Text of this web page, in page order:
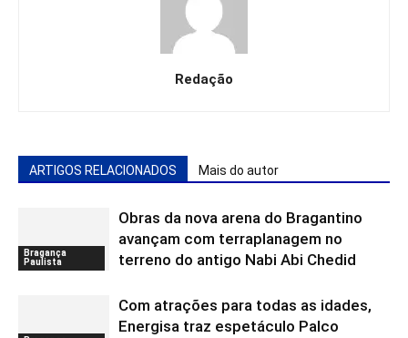
Redação
ARTIGOS RELACIONADOS Mais do autor
Bragança
Paulista
Obras da nova arena do Bragantino
avançam com terraplanagem no
terreno do antigo Nabi Abi Chedid
Com atrações para todas as idades,
Energisa traz espetáculo Palco